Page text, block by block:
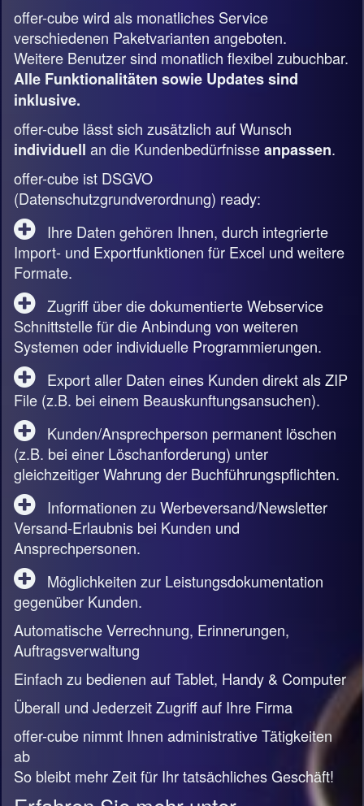
offer-cube wird als monatliches Service
verschiedenen Paketvarianten angeboten.
Weitere Benutzer sind monatlich flexibel zubuchbar.
Alle Funktionalitäten sowie Updates sind
inklusive.
offer-cube lässt sich zusätzlich auf Wunsch
individuell an die Kundenbedürfnisseanpassen.
offer-cube ist DSGVO
(Datenschutzgrundverordnung) ready:
Ihre Daten gehören Ihnen, durch integrierte
Import- und Exportfunktionen für Excel und weitere
Formate.
Zugriff über die dokumentierte Webservice
Schnittstelle für die Anbindung von weiteren
Systemen oder individuelle Programmierungen.
Export aller Daten eines Kunden direkt als ZIP
File (z.B. bei einem Beauskunftungsansuchen).
Kunden/Ansprechperson permanent löschen
(z.B. bei einer Löschanforderung) unter
gleichzeitiger Wahrung der Buchführungspflichten.
Informationen zu Werbeversand/Newsletter
Versand-Erlaubnis bei Kunden und
Ansprechpersonen.
Möglichkeiten zur Leistungsdokumentation
gegenüber Kunden.
Automatische Verrechnung, Erinnerungen,
Auftragsverwaltung
Einfach zu bedienen auf Tablet, Handy & Computer
Überall und Jederzeit Zugriff auf Ihre Firma
offer-cube nimmt Ihnen administrative Tätigkeiten
ab
So bleibt mehr Zeit für Ihr tatsächliches Geschäft!